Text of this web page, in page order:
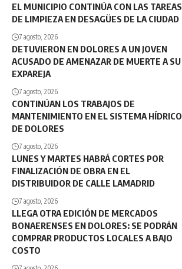
EL MUNICIPIO CONTINÚA CON LAS TAREAS
DE LIMPIEZA EN DESAGÜES DE LA CIUDAD
7 agosto, 2026
DETUVIERON EN DOLORES A UN JOVEN
ACUSADO DE AMENAZAR DE MUERTE A SU
EXPAREJA
7 agosto, 2026
CONTINÚAN LOS TRABAJOS DE
MANTENIMIENTO EN EL SISTEMA HÍDRICO
DE DOLORES
7 agosto, 2026
LUNES Y MARTES HABRÁ CORTES POR
FINALIZACIÓN DE OBRA EN EL
DISTRIBUIDOR DE CALLE LAMADRID
7 agosto, 2026
LLEGA OTRA EDICIÓN DE MERCADOS
BONAERENSES EN DOLORES: SE PODRÁN
COMPRAR PRODUCTOS LOCALES A BAJO
COSTO